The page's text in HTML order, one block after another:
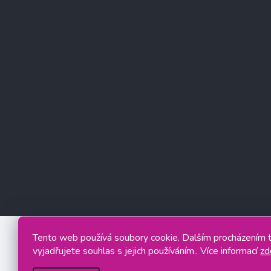
Tento web používá soubory cookie. Dalším
vyjadřujete souhlas s jejich používáním.. Více informací